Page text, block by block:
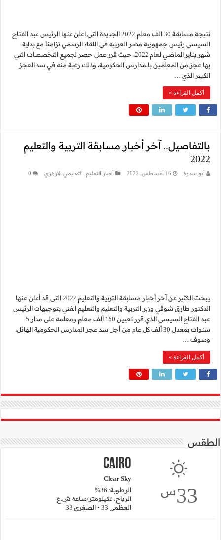
الجديدة التي اعلن عنها الرئيس عبد الفتاح
تزامناً مع بداية
قرر عمل حصر لجميع التخصصات التي
رغبة منه في سد العجز
والتعليم
الازهري 0
يبحث الكثير عن آخر أخبار مسابقة التربية والتعليم 2022 التى قد أعلن عنها
الفني بتوجيهات الرئيس
عبد الفتاح السيسي الذي قرر تعيين 150 ألف معلم ومعلمة على مدار 5
المدارس الحكومية الهائل،